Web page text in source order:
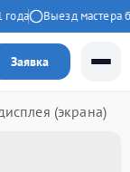
Выезд мастера
Заявка
(экрана)